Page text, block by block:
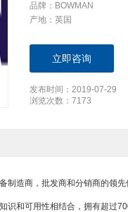
品牌：BOWMAN
产地：英国
立即咨询
发布时间：2019-07-29
浏览次数：7173
制造商，批发商和分销商的领
识和可用性相结合，拥有超过